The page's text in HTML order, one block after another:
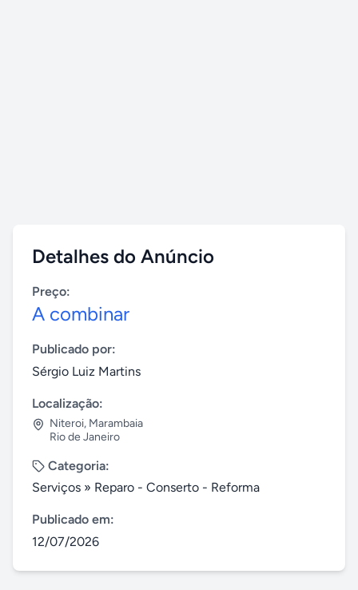
Detalhes do Anúncio
Preço:
A combinar
Publicado por:
Sérgio Luiz Martins
Localização:
Niteroi, Marambaia
Rio de Janeiro
Categoria:
Serviços » Reparo - Conserto - Reforma
Publicado em:
12/07/2026